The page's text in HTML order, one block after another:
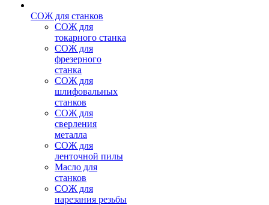
СОЖ для станков
СОЖ для
токарного станка
СОЖ для
фрезерного
станка
СОЖ для
шлифовальных
станков
СОЖ для
сверления
металла
СОЖ для
ленточной пилы
Масло для
станков
СОЖ для
нарезания резьбы